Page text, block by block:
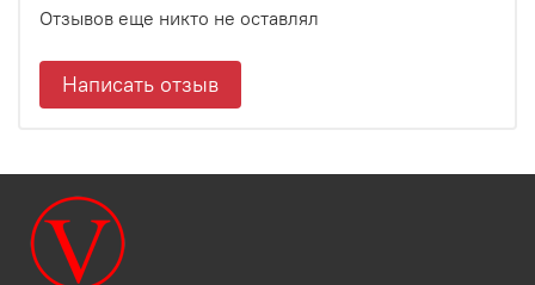
Отзывов еще никто не оставлял
Написать отзыв